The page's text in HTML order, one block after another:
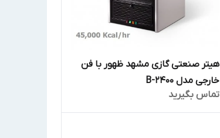
هیتر صنعتی گازی مشهد ظهور با فن
خارجی مدل B-2400
تماس بگیرید